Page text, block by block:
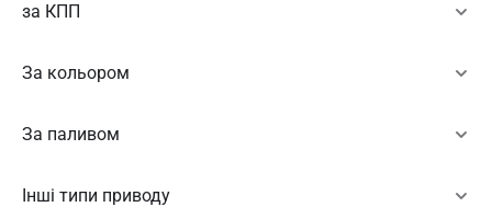
за КПП
За кольором
За паливом
Інші типи приводу